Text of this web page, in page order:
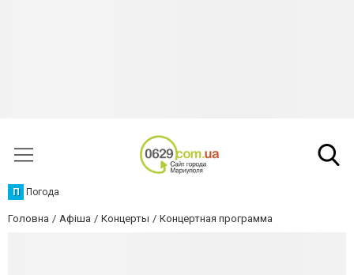
П Погода
Головна Афіша Концерты Концертная программа